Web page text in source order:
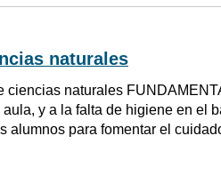
naturales
ciencias naturales
y a la falta de higiene en el
alumnos para fomentar el